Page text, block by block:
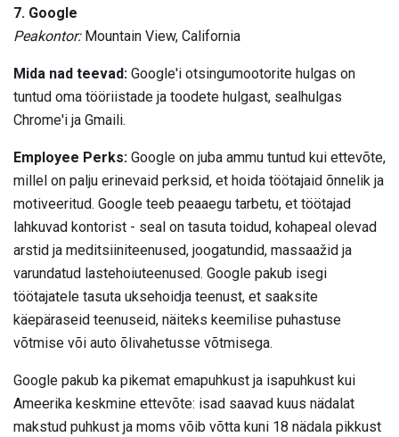
7. Google
Peakontor:Mountain View, California
Mida nad teevad: Google'i otsingumootorite hulgas on
tuntud oma tööriistade ja toodete hulgast, sealhulgas
Chrome'i ja Gmaili.
Employee Perks: Google on juba ammu tuntud kui ettevõte,
millel on palju erinevaid perksid, et hoida töötajaid õnnelik ja
motiveeritud. Google teeb peaaegu tarbetu, et töötajad
lahkuvad kontorist - seal on tasuta toidud, kohapeal olevad
arstid ja meditsiiniteenused, joogatundid, massaažid ja
varundatud lastehoiuteenused. Google pakub isegi
töötajatele tasuta uksehoidja teenust, et saaksite
käepäraseid teenuseid, näiteks keemilise puhastuse
võtmise või auto õlivahetusse võtmisega.
Google pakub ka pikemat emapuhkust ja isapuhkust kui
Ameerika keskmine ettevõte: isad saavad kuus nädalat
makstud puhkust ja moms võib võtta kuni 18 nädala pikkust